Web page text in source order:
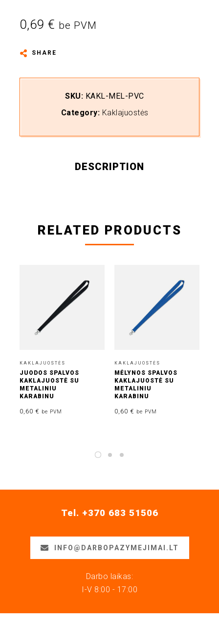
0,69 € be PVM
SHARE
SKU: KAKL-MEL-PVC
Category: Kaklajuostės
DESCRIPTION
RELATED PRODUCTS
KAKLAJUOSTĖS
JUODOS SPALVOS
KAKLAJUOSTĖ SU
METALINIU
KARABINU
0,60 € be PVM
KAKLAJUOSTĖS
MĖLYNOS SPALVOS
KAKLAJUOSTĖ SU
METALINIU
KARABINU
0,60 € be PVM
Tel. +370 683 51506
INFO@DARBOPAZYMEJIMAI.LT
Darbo laikas:
I-V 8:00 - 17:00